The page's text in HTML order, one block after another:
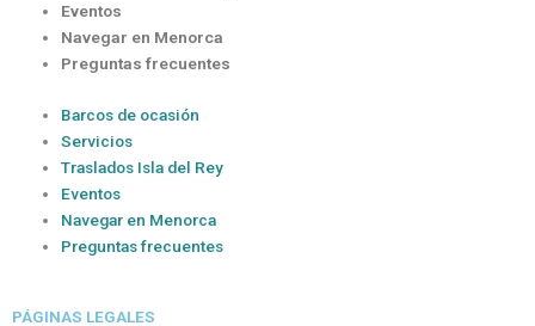
Eventos
Navegar en Menorca
Preguntas frecuentes
Barcos de ocasión
Servicios
Traslados Isla del Rey
Eventos
Navegar en Menorca
Preguntas frecuentes
PÁGINAS LEGALES